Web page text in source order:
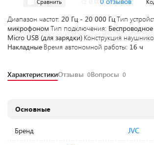
Диапазон частот: 20 Гц - 20 000 ГцТип
микрофоном Тип подключения: Беспроводное
Micro USB (для зарядки) Конструкция
Накладные Время автономной работы: 16 ч
ХарактеристикиОтзывы 0Вопросы 0
Основные
Бренд JVC